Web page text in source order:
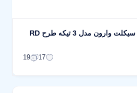
میل رنتال فرمان موتور سیکلت وارون مدل 3 تیکه طرح RD
17
19